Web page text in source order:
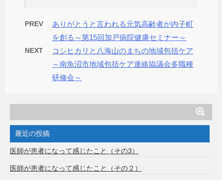
PREV
ありがとうと言われる元気高齢者が内子町
を創る～第15回加戸病院健康セミナー～
NEXT
コシヒカリと八海山のまちの地域包括ケア
～南魚沼市地域包括ケア連絡協議会多職種
研修会～
最近の投稿
医師が患者になって感じたこと（その3）
医師が患者になって感じたこと（その２）